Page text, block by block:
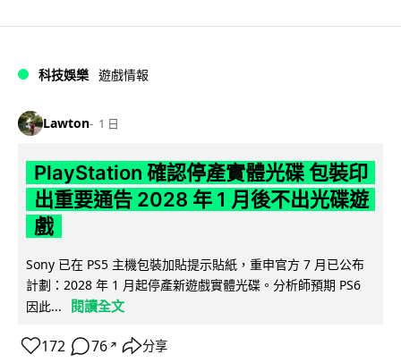
科技娛樂 遊戲情報
Lawton 1 日
PlayStation 確認停產實體光碟 包裝印
出重要通告 2028 年 1 月後不出光碟遊
戲
Sony 已在 PS5 主機包裝加貼提示貼紙，重申官方 7 月已公布
計劃：2028 年 1 月起停產新遊戲實體光碟。分析師預期 PS6
因此...
閱讀全文
172 76 ↗ 分享